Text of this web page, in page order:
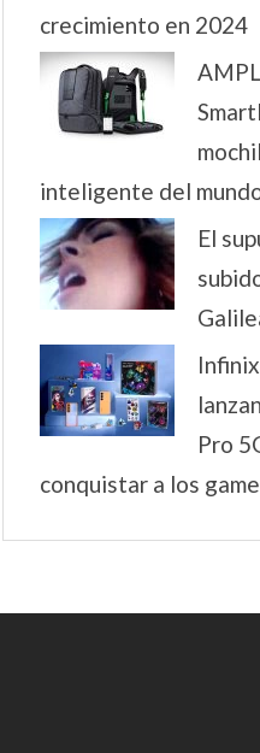
crecimiento en 2024
AMPL
inteligente del
El
Pro
conquistar a los